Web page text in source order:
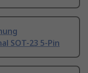
SOT-23 5-Pin